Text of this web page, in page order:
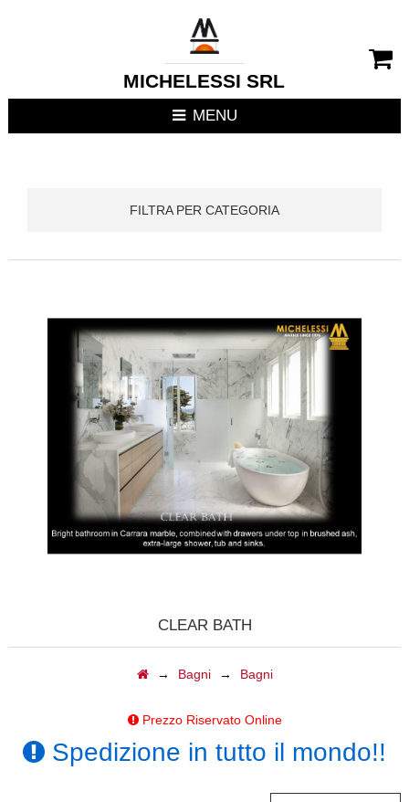
MICHELESSI SRL
MENU
RIVESTIMENTI
TERMOCUCINE E
CALDAIE
GAZEBI
CAMINI A GAS
BARBECUE
CAMINI ELETTRICI
FILTRA PER CATEGORIA
CLEAR BATH
→ Bagni → Bagni
Prezzo Riservato Online
Spedizione in tutto il mondo!!